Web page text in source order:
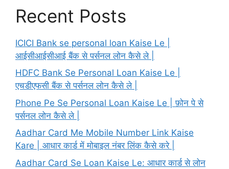
Recent Posts
ICICI Bank se personal loan Kaise Le |
आईसीआईसीआई बैंक से पर्सनल लोन कैसे ले |
HDFC Bank Se Personal Loan Kaise Le |
एचडीएफसी बैंक से पर्सनल लोन कैसे ले |
Phone Pe Se Personal Loan Kaise Le | फ़ोन पे से
पर्सनल लोन कैसे ले |
Aadhar Card Me Mobile Number Link Kaise
Kare | आधार कार्ड में मोबाइल नंबर लिंक कैसे करे |
Aadhar Card Se Loan Kaise Le: आधार कार्ड से लोन